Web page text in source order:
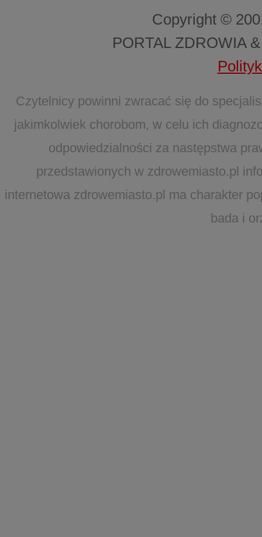
Copyright ©
PORTAL ZDROWIA
Czytelnicy powinni zwracać się do
jakimkolwiek chorobom, w celu ich
odpowiedzialności za następstwa
przedstawionych w zdrowemiasto.pl
internetowa zdrowemiasto.pl ma charakter
bada i